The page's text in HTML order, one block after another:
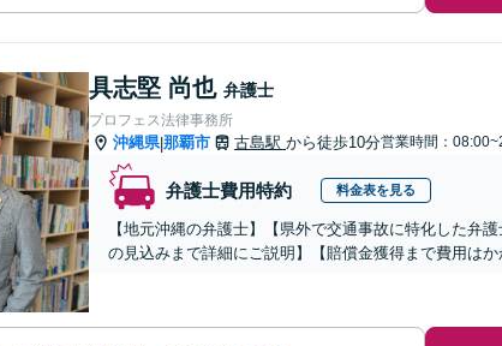
具志堅 尚也 弁護士
プロフェス法律事務所
沖縄県|那覇市 古島駅 から徒歩10分営業時間：
弁護士費用特約 料金表を見る
【地元沖縄の弁護士】【県外で交通事故に特化した弁
の見込みまで詳細にご説明】【賠償金獲得まで費用は